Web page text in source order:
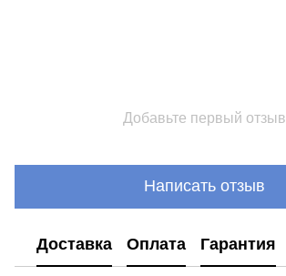
Добавьте первый отзыв
Написать отзыв
Доставка Оплата Гарантия